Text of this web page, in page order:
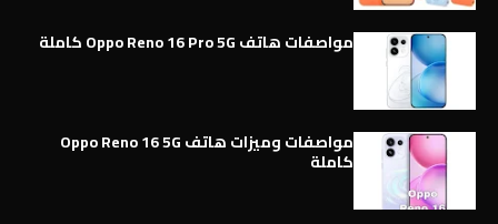
مواصفات هاتف Oppo Reno 16 Pro 5G كاملة
مواصفات وميزات هاتف Oppo Reno 16 5G
كاملة